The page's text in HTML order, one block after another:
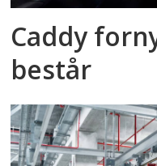
Caddy
består